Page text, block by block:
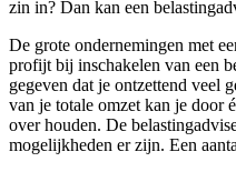
zin in? Dan kan een
De grote ondernemingen met
profijt bij inschakelen van een
gegeven dat je ontzettend veel
van je totale omzet kan je door
over houden. De
mogelijkheden er zijn. Een